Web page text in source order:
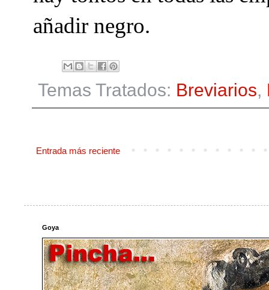
añadir negro.
Temas Tratados: Breviarios,
Entrada más reciente
Goya